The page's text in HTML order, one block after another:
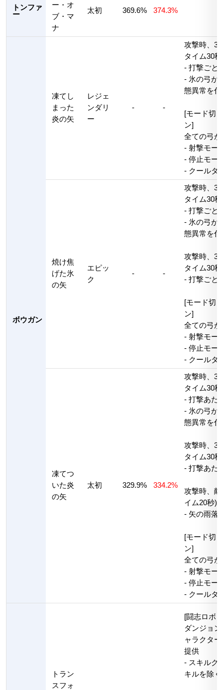
トンファ
ー
ー・オ
ブ・マ
ナ
太初 369.6% 374.3%
ボウガン
凍てし
まった
炎の矢
レジェ
ンダリ
ー
- -
攻撃時、
タイム30
- 打撃ごと
- 氷の弓が
態異常を付
[モード切
ン]
全ての弓
- 射撃モー
- 停止モー
- クールタ
焼け焦
げた氷
の矢
エピッ
ク
- -
攻撃時、
タイム30
- 打撃ごと
- 氷の弓が
態異常を付
攻撃時、
タイム30
- 打撃ごと
[モード切
ン]
全ての弓
- 射撃モー
- 停止モー
- クールタ
凍てつ
いた炎
の矢
太初 329.9% 334.2%
攻撃時、
タイム30
- 打撃あた
- 氷の弓が
態異常を付
攻撃時、
タイム30
- 打撃あた
攻撃時、
イム20秒)
- 矢の雨落
[モード切
ン]
全ての弓
- 射撃モー
- 停止モー
- クールタ
トラン
スフォ
[闘志ロボ
ダンジョ
ャラクタ
提供
- スキルク
キルを除く